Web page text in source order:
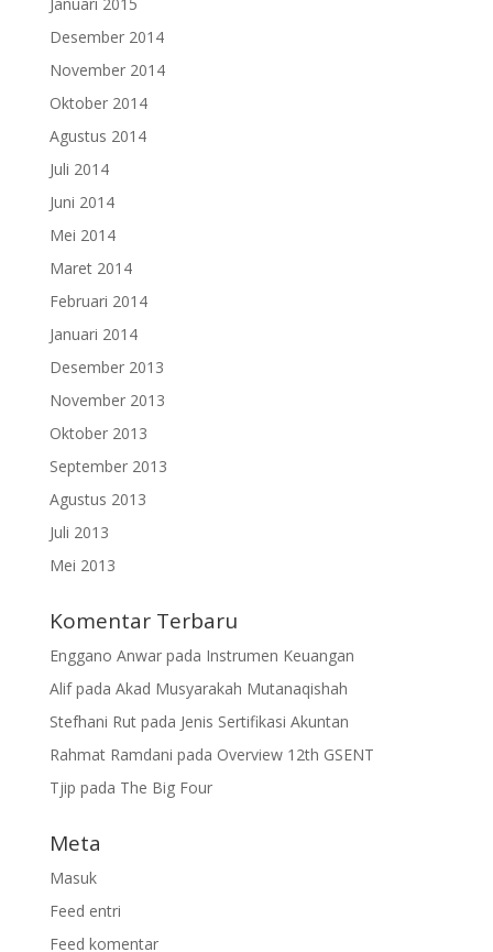
Desember 2014
November 2014
Oktober 2014
Agustus 2014
Juli 2014
Juni 2014
Mei 2014
Maret 2014
Februari 2014
Januari 2014
Desember 2013
November 2013
Oktober 2013
September 2013
Agustus 2013
Juli 2013
Mei 2013
Komentar Terbaru
Enggano Anwarpada Instrumen Keuangan
Alifpada Akad Musyarakah Mutanaqishah
Stefhani Rutpada Jenis Sertifikasi Akuntan
Rahmat Ramdani pada Overview 12th GSENT
Tjip pada The Big Four
Meta
Masuk
Feed entri
Feed komentar